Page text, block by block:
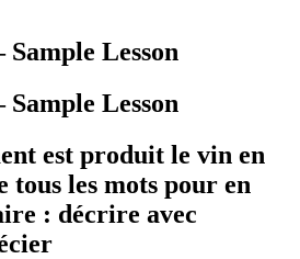
Lesson
Lesson
est produit le vin en
tous les mots pour en
: décrire avec